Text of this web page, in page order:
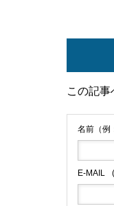
この記事
名前（例
E-MAIL